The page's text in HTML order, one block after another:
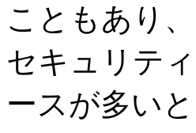
こともあり
セキュリテ
ースが多い